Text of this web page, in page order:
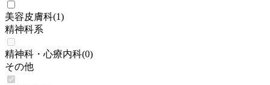
美容皮膚科(1)
精神科系
精神科・心療内科(0)
その他